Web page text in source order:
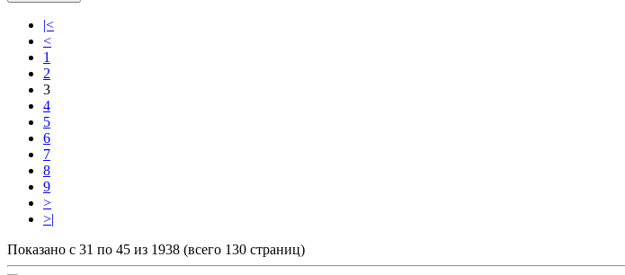
|<
<
1
2
3
4
5
6
7
8
9
>
>|
Показано с 31 по 45 из 1938 (всего 130 страниц)